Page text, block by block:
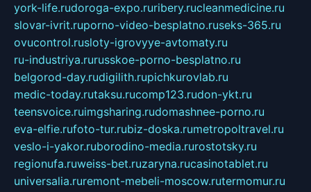
york-life.rudoroga-expo.ruribery.rucleanmedicine.ru
slovar-ivrit.ruporno-video-besplatno.ruseks-365.ru
ovucontrol.rusloty-igrovyye-avtomaty.ru
ru-industriya.rurusskoe-porno-besplatno.ru
belgorod-day.rudigilith.rupichkurovlab.ru
medic-today.rutaksu.rucomp123.rudon-ykt.ru
teensvoice.ruimgsharing.rudomashnee-porno.ru
eva-elfie.rufoto-tur.rubiz-doska.rumetropoltravel.ru
veslo-i-yakor.ruborodino-media.rurostotsky.ru
regionufa.ruweiss-bet.ruzaryna.rucasinotablet.ru
universalia.ruremont-mebeli-moscow.rutermomur.ru